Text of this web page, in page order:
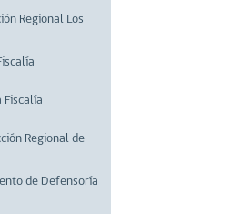
Regional Los
Fiscalía
Regional de
de Defensoría